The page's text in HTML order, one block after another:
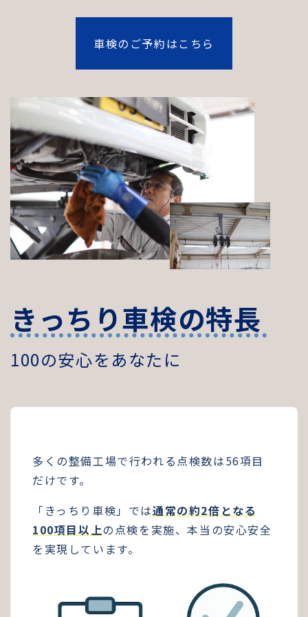
車検のご予約はこちら
きっち り車検の特長
100の安心を あなた に
多くの整備工場で行われる点検数は56項目
だけです。
「きっちり車検」では通常の約2倍となる
100項目以上の点検を実施、本当の安心安全
を実現しています。